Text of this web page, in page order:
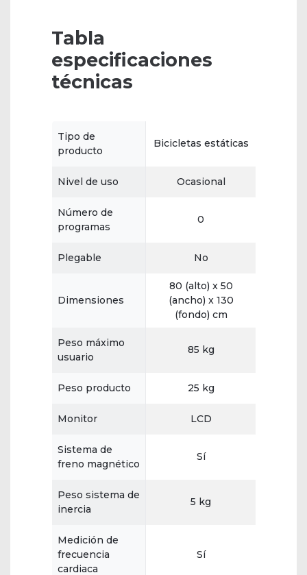
Tabla
especificaciones
técnicas
Tipo de
producto
Bicicletas estáticas
Nivel de uso Ocasional
Número de
programas
0
Plegable No
Dimensiones
80 (alto) x 50
(ancho) x 130
(fondo) cm
Peso máximo
usuario
85 kg
Peso producto 25 kg
Monitor LCD
Sistema de
freno magnético
Sí
Peso sistema de
inercia
5 kg
Medición de
frecuencia
cardiaca
Sí